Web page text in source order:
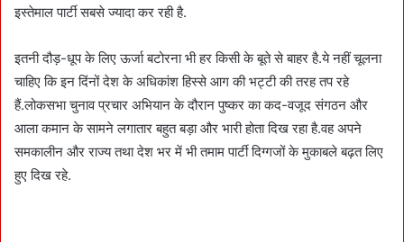
इस्तेमाल पार्टी सबसे ज्यादा कर रही है.
इतनी दौड़-धूप के लिए ऊर्जा बटोरना भी हर किसी के बूते से बाहर है.ये नहीं चूलना
चाहिए कि इन दिंनों देश के अधिकांश हिस्से आग की भट्टी की तरह तप रहे
हैं.लोकसभा चुनाव प्रचार अभियान के दौरान पुष्कर का कद-वजूद संगठन और
आला कमान के सामने लगातार बहुत बड़ा और भारी होता दिख रहा है.वह अपने
समकालीन और राज्य तथा देश भर में भी तमाम पार्टी दिग्गजों के मुकाबले बढ़त लिए
हुए दिख रहे.